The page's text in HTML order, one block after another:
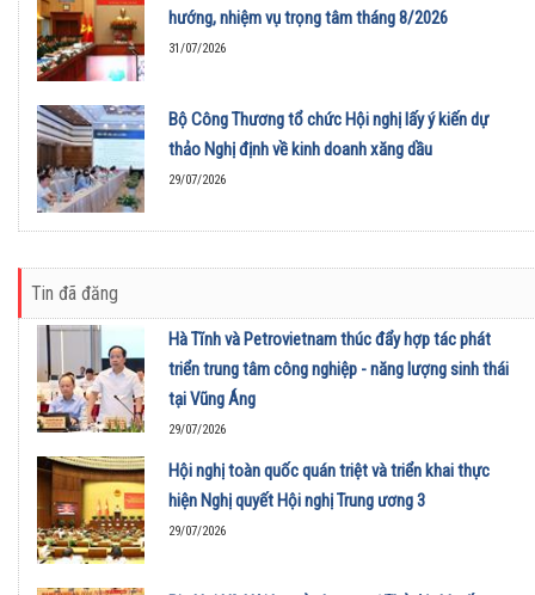
hướng, nhiệm vụ trọng tâm tháng 8/2026
31/07/2026
Bộ Công Thương tổ chức Hội nghị lấy ý kiến dự
thảo Nghị định về kinh doanh xăng dầu
29/07/2026
Tin đã đăng
Hà Tĩnh và Petrovietnam thúc đẩy hợp tác phát
triển trung tâm công nghiệp - năng lượng sinh thái
tại Vũng Áng
29/07/2026
Hội nghị toàn quốc quán triệt và triển khai thực
hiện Nghị quyết Hội nghị Trung ương 3
29/07/2026